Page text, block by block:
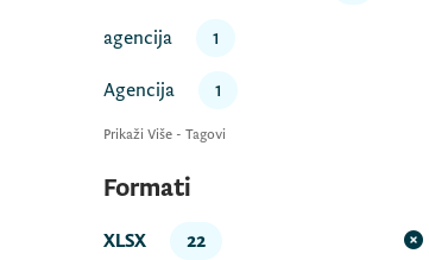
agencija 1
Agencija 1
Prikaži Više - Tagovi
Formati
XLSX 22